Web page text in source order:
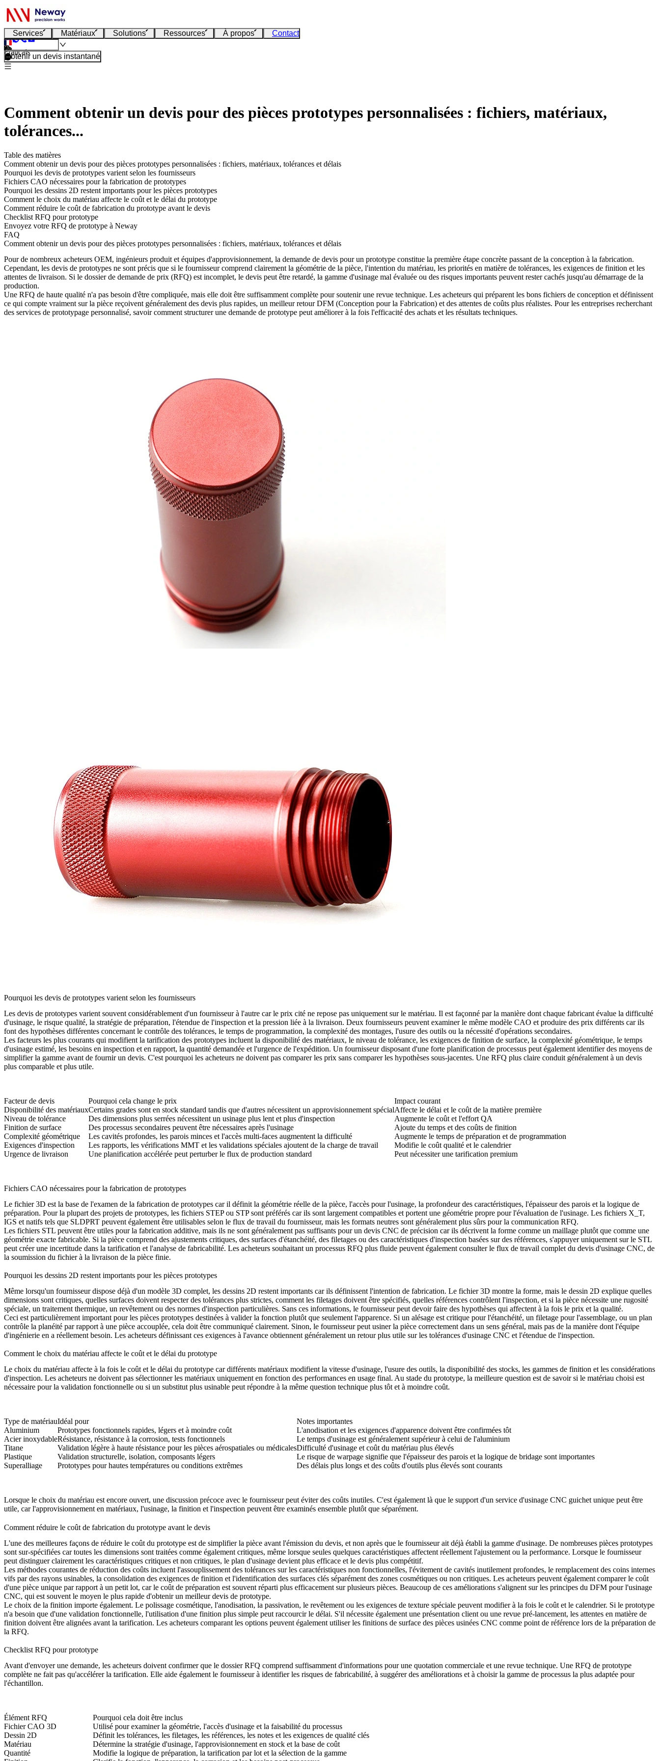
Services Matériaux Solutions Ressources À propos Contact
Français
Obtenir un devis instantané
Comment obtenir un devis pour des pièces prototypes personnalisées : fichiers, matériaux,
tolérances...
Table des matières
Comment obtenir un devis pour des pièces prototypes personnalisées : fichiers, matériaux, tolérances et délais
Pourquoi les devis de prototypes varient selon les fournisseurs
Fichiers CAO nécessaires pour la fabrication de prototypes
Pourquoi les dessins 2D restent importants pour les pièces prototypes
Comment le choix du matériau affecte le coût et le délai du prototype
Comment réduire le coût de fabrication du prototype avant le devis
Checklist RFQ pour prototype
Envoyez votre RFQ de prototype à Neway
FAQ
Comment obtenir un devis pour des pièces prototypes personnalisées : fichiers, matériaux, tolérances et délais
Pour de nombreux acheteurs OEM, ingénieurs produit et équipes d'approvisionnement, la demande de devis pour un prototype constitue la première étape concrète passant de la conception à la fabrication.
Cependant, les devis de prototypes ne sont précis que si le fournisseur comprend clairement la géométrie de la pièce, l'intention du matériau, les priorités en matière de tolérances, les exigences de finition et les
attentes de livraison. Si le dossier de demande de prix (RFQ) est incomplet, le devis peut être retardé, la gamme d'usinage mal évaluée ou des risques importants peuvent rester cachés jusqu'au démarrage de la
production.
Une RFQ de haute qualité n'a pas besoin d'être compliquée, mais elle doit être suffisamment complète pour soutenir une revue technique. Les acheteurs qui préparent les bons fichiers de conception et définissent
ce qui compte vraiment sur la pièce reçoivent généralement des devis plus rapides, un meilleur retour DFM (Conception pour la Fabrication) et des attentes de coûts plus réalistes. Pour les entreprises recherchant
des services de prototypage personnalisé, savoir comment structurer une demande de prototype peut améliorer à la fois l'efficacité des achats et les résultats techniques.
Pourquoi les devis de prototypes varient selon les fournisseurs
Les devis de prototypes varient souvent considérablement d'un fournisseur à l'autre car le prix cité ne repose pas uniquement sur le matériau. Il est façonné par la manière dont chaque fabricant évalue la difficulté
d'usinage, le risque qualité, la stratégie de préparation, l'étendue de l'inspection et la pression liée à la livraison. Deux fournisseurs peuvent examiner le même modèle CAO et produire des prix différents car ils
font des hypothèses différentes concernant le contrôle des tolérances, le temps de programmation, la complexité des montages, l'usure des outils ou la nécessité d'opérations secondaires.
Les facteurs les plus courants qui modifient la tarification des prototypes incluent la disponibilité des matériaux, le niveau de tolérance, les exigences de finition de surface, la complexité géométrique, le temps
d'usinage estimé, les besoins en inspection et en rapport, la quantité demandée et l'urgence de l'expédition. Un fournisseur disposant d'une forte planification de processus peut également identifier des moyens de
simplifier la gamme avant de fournir un devis. C'est pourquoi les acheteurs ne doivent pas comparer les prix sans comparer les hypothèses sous-jacentes. Une RFQ plus claire conduit généralement à un devis
plus comparable et plus utile.
Facteur de devis Pourquoi cela change le prix
Impact courant
Disponibilité des matériauxCertains grades sont en stock standard tandis que d'autres nécessitent un approvisionnement spécialAffecte le délai et le coût de la matière première
Niveau de tolérance
Des dimensions plus serrées nécessitent un usinage plus lent et plus d'inspection
Augmente le coût et l'effort QA
Finition de surface
Des processus secondaires peuvent être nécessaires après l'usinage
Ajoute du temps et des coûts de finition
Complexité géométrique
Les cavités profondes, les parois minces et l'accès multi-faces augmentent la difficulté
Augmente le temps de préparation et de programmation
Exigences d'inspection
Les rapports, les vérifications MMT et les validations spéciales ajoutent de la charge de travail
Modifie le coût qualité et le calendrier
Urgence de livraison
Une planification accélérée peut perturber le flux de production standard Peut nécessiter une tarification premium
Fichiers CAO nécessaires pour la fabrication de prototypes
Le fichier 3D est la base de l'examen de la fabrication de prototypes car il définit la géométrie réelle de la pièce, l'accès pour l'usinage, la profondeur des caractéristiques, l'épaisseur des parois et la logique de
préparation. Pour la plupart des projets de prototypes, les fichiers STEP ou STP sont préférés car ils sont largement compatibles et portent une géométrie propre pour l'évaluation de l'usinage. Les fichiers X_T,
IGS et natifs tels que SLDPRT peuvent également être utilisables selon le flux de travail du fournisseur, mais les formats neutres sont généralement plus sûrs pour la communication RFQ.
Les fichiers STL peuvent être utiles pour la fabrication additive, mais ils ne sont généralement pas suffisants pour un devis CNC de précision car ils décrivent la forme comme un maillage plutôt que comme une
géométrie exacte fabricable. Si la pièce comprend des ajustements critiques, des surfaces d'étanchéité, des filetages ou des caractéristiques d'inspection basées sur des références, s'appuyer uniquement sur le STL
peut créer une incertitude dans la tarification et l'analyse de fabricabilité. Les acheteurs souhaitant un processus RFQ plus fluide peuvent également consulter le flux de travail complet du devis d'usinage CNC, de
la soumission du fichier à la livraison de la pièce finie.
Pourquoi les dessins 2D restent importants pour les pièces prototypes
Même lorsqu'un fournisseur dispose déjà d'un modèle 3D complet, les dessins 2D restent importants car ils définissent l'intention de fabrication. Le fichier 3D montre la forme, mais le dessin 2D explique quelles
dimensions sont critiques, quelles surfaces doivent respecter des tolérances plus strictes, comment les filetages doivent être spécifiés, quelles références contrôlent l'inspection, et si la pièce nécessite une rugosité
spéciale, un traitement thermique, un revêtement ou des normes d'inspection particulières. Sans ces informations, le fournisseur peut devoir faire des hypothèses qui affectent à la fois le prix et la qualité.
Ceci est particulièrement important pour les pièces prototypes destinées à valider la fonction plutôt que seulement l'apparence. Si un alésage est critique pour l'étanchéité, un filetage pour l'assemblage, ou un plan
contrôle la planéité par rapport à une pièce accouplée, cela doit être communiqué clairement. Sinon, le fournisseur peut usiner la pièce correctement dans un sens général, mais pas de la manière dont l'équipe
d'ingénierie en a réellement besoin. Les acheteurs définissant ces exigences à l'avance obtiennent généralement un retour plus utile sur les tolérances d'usinage CNC et l'étendue de l'inspection.
Comment le choix du matériau affecte le coût et le délai du prototype
Le choix du matériau affecte à la fois le coût et le délai du prototype car différents matériaux modifient la vitesse d'usinage, l'usure des outils, la disponibilité des stocks, les gammes de finition et les considérations
d'inspection. Les acheteurs ne doivent pas sélectionner les matériaux uniquement en fonction des performances en usage final. Au stade du prototype, la meilleure question est de savoir si le matériau choisi est
nécessaire pour la validation fonctionnelle ou si un substitut plus usinable peut répondre à la même question technique plus tôt et à moindre coût.
Type de matériauIdéal pour
Notes importantes
Aluminium
Prototypes fonctionnels rapides, légers et à moindre coût
L'anodisation et les exigences d'apparence doivent être confirmées tôt
Acier inoxydableRésistance, résistance à la corrosion, tests fonctionnels
Le temps d'usinage est généralement supérieur à celui de l'aluminium
Titane
Validation légère à haute résistance pour les pièces aérospatiales ou médicalesDifficulté d'usinage et coût du matériau plus élevés
Plastique
Validation structurelle, isolation, composants légers
Le risque de warpage signifie que l'épaisseur des parois et la logique de bridage sont importantes
Superalliage
Prototypes pour hautes températures ou conditions extrêmes Des délais plus longs et des coûts d'outils plus élevés sont courants
Lorsque le choix du matériau est encore ouvert, une discussion précoce avec le fournisseur peut éviter des coûts inutiles. C'est également là que le support d'un service d'usinage CNC guichet unique peut être
utile, car l'approvisionnement en matériaux, l'usinage, la finition et l'inspection peuvent être examinés ensemble plutôt que séparément.
Comment réduire le coût de fabrication du prototype avant le devis
L'une des meilleures façons de réduire le coût du prototype est de simplifier la pièce avant l'émission du devis, et non après que le fournisseur ait déjà établi la gamme d'usinage. De nombreuses pièces prototypes
sont sur-spécifiées car toutes les dimensions sont traitées comme également critiques, même lorsque seules quelques caractéristiques affectent réellement l'ajustement ou la performance. Lorsque le fournisseur
peut distinguer clairement les caractéristiques critiques et non critiques, le plan d'usinage devient plus efficace et le devis plus compétitif.
Les méthodes courantes de réduction des coûts incluent l'assouplissement des tolérances sur les caractéristiques non fonctionnelles, l'évitement de cavités inutilement profondes, le remplacement des coins internes
vifs par des rayons usinables, la consolidation des exigences de finition et l'identification des surfaces clés séparément des zones cosmétiques ou non critiques. Les acheteurs peuvent également comparer le coût
d'une pièce unique par rapport à un petit lot, car le coût de préparation est souvent réparti plus efficacement sur plusieurs pièces. Beaucoup de ces améliorations s'alignent sur les principes du DFM pour l'usinage
CNC, qui est souvent le moyen le plus rapide d'obtenir un meilleur devis de prototype.
Le choix de la finition importe également. Le polissage cosmétique, l'anodisation, la passivation, le revêtement ou les exigences de texture spéciale peuvent modifier à la fois le coût et le calendrier. Si le prototype
n'a besoin que d'une validation fonctionnelle, l'utilisation d'une finition plus simple peut raccourcir le délai. S'il nécessite également une présentation client ou une revue pré-lancement, les attentes en matière de
finition doivent être alignées avant la tarification. Les acheteurs comparant les options peuvent également utiliser les finitions de surface des pièces usinées CNC comme point de référence lors de la préparation de
la RFQ.
Checklist RFQ pour prototype
Avant d'envoyer une demande, les acheteurs doivent confirmer que le dossier RFQ comprend suffisamment d'informations pour une quotation commerciale et une revue technique. Une RFQ de prototype
complète ne fait pas qu'accélérer la tarification. Elle aide également le fournisseur à identifier les risques de fabricabilité, à suggérer des améliorations et à choisir la gamme de processus la plus adaptée pour
l'échantillon.
Élément RFQ
Pourquoi cela doit être inclus
Fichier CAO 3D
Utilisé pour examiner la géométrie, l'accès d'usinage et la faisabilité du processus
Dessin 2D
Définit les tolérances, les filetages, les références, les notes et les exigences de qualité clés
Matériau
Détermine la stratégie d'usinage, l'approvisionnement en stock et la base de coût
Quantité
Modifie la logique de préparation, la tarification par lot et la sélection de la gamme